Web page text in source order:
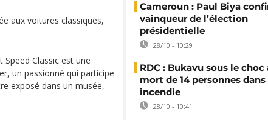
aux voitures classiques,
Classic est une
un passionné qui participe
exposé dans un musée,
Cameroun : Paul Biya
vainqueur de l’élection
présidentielle
28/10 - 10:29
RDC : Bukavu sous le choc
mort de 14 personnes dans
incendie
28/10 - 10:41